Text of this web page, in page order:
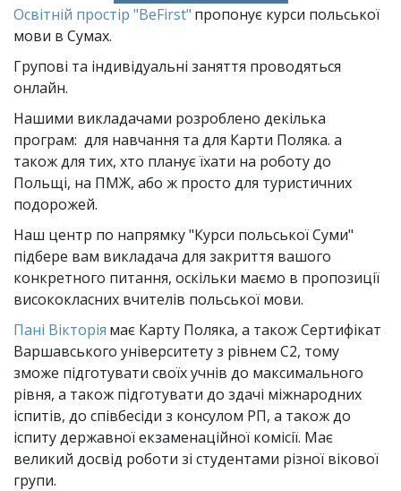
Освітній простір "BeFirst" пропонує курси польської
мови в Сумах.
Групові та індивідуальні заняття проводяться
онлайн.
Нашими викладачами розроблено декілька
програм:  для навчання та для Карти Поляка. а
також для тих, хто планує їхати на роботу до
Польщі, на ПМЖ, або ж просто для туристичних
подорожей.
Наш центр по напрямку "Курси польської Суми"
підбере вам викладача для закриття вашого
конкретного питання, оскільки маємо в пропозиції
висококласних вчителів польської мови.
Пані Вікторія має Карту Поляка, а також Сертифікат
Варшавського університету з рівнем С2, тому
зможе підготувати своїх учнів до максимального
рівня, а також підготувати до здачі міжнародних
іспитів, до співбесіди з консулом РП, а також до
іспиту державної екзаменаційної комісії. Має
великий досвід роботи зі студентами різної вікової
групи.